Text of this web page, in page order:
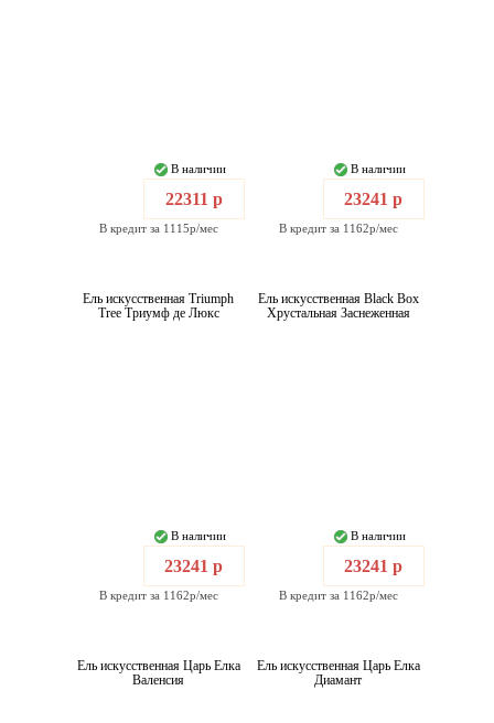
В наличии
22311 р
В кредит за 1115р/мес
В наличии
23241 р
В кредит за 1162р/мес
Ель искусственная Triumph
Tree Триумф де Люкс
В наличии
23241 р
В кредит за 1162р/мес
Ель искусственная Black Box
Хрустальная Заснеженная
В наличии
23241 р
В кредит за 1162р/мес
Ель искусственная Царь Елка
Валенсия
Ель искусственная Царь Елка
Диамант